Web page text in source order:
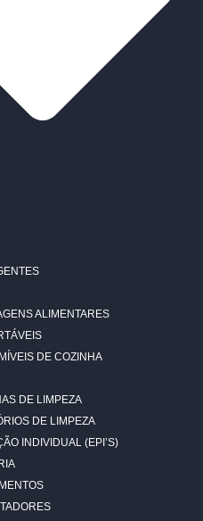
ALIMENTARES
DE COZINHA
DE LIMPEZA
DE LIMPEZA
INDIVIDUAL (EPI’S)